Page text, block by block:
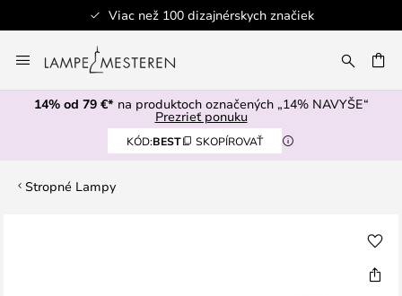
Viac než 100 dizajnérskych značiek
to
Content
14% od 79 €* na produktoch označených „14% NAVYŠE“
Prezrieť ponuku
KÓD:BEST SKOPÍROVAŤ
Stropné Lampy